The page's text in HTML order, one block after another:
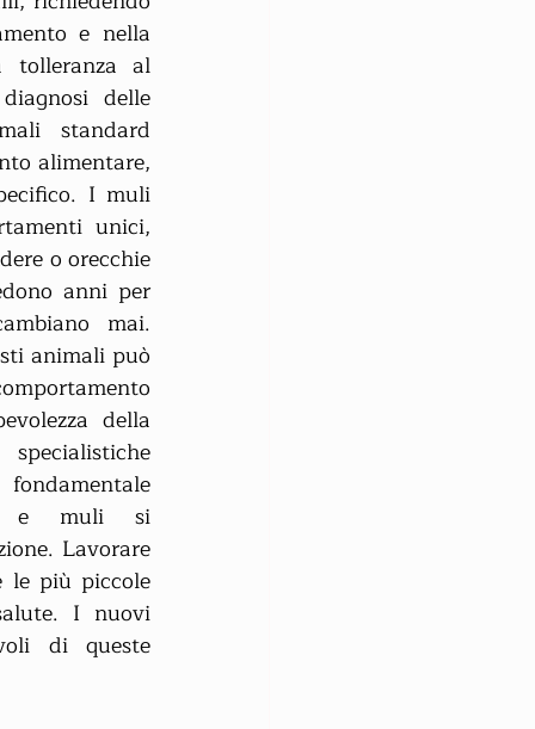
e nella
tolleranza al
delle
standard
alimentare,
I muli
unici,
o orecchie
anni per
mai.
animali può
della
e muli si
Lavorare
le più piccole
I nuovi
di queste